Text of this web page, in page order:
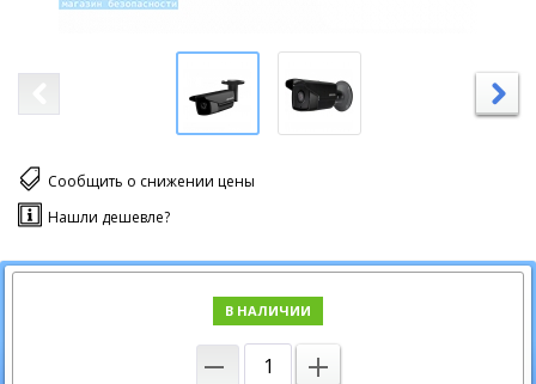
Сообщить о снижении цены
Нашли дешевле?
В НАЛИЧИИ